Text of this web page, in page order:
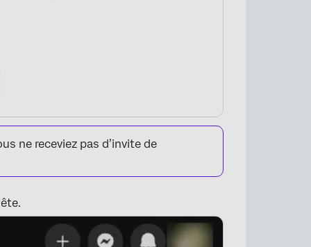
ne receviez pas d’invite de